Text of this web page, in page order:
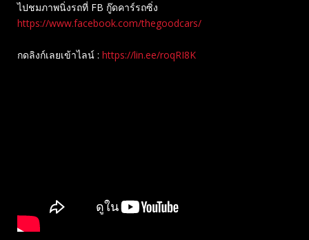
ไปชมภาพนิ่งรถที่ FB กู๊ดคาร์รถซิ่ง
https://www.facebook.com/thegoodcars/
กดลิงก์เลยเข้าไลน์ : https://lin.ee/roqRI8K